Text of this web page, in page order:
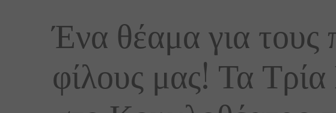
Ένα θέαμα για τους
φίλους μας! Τα